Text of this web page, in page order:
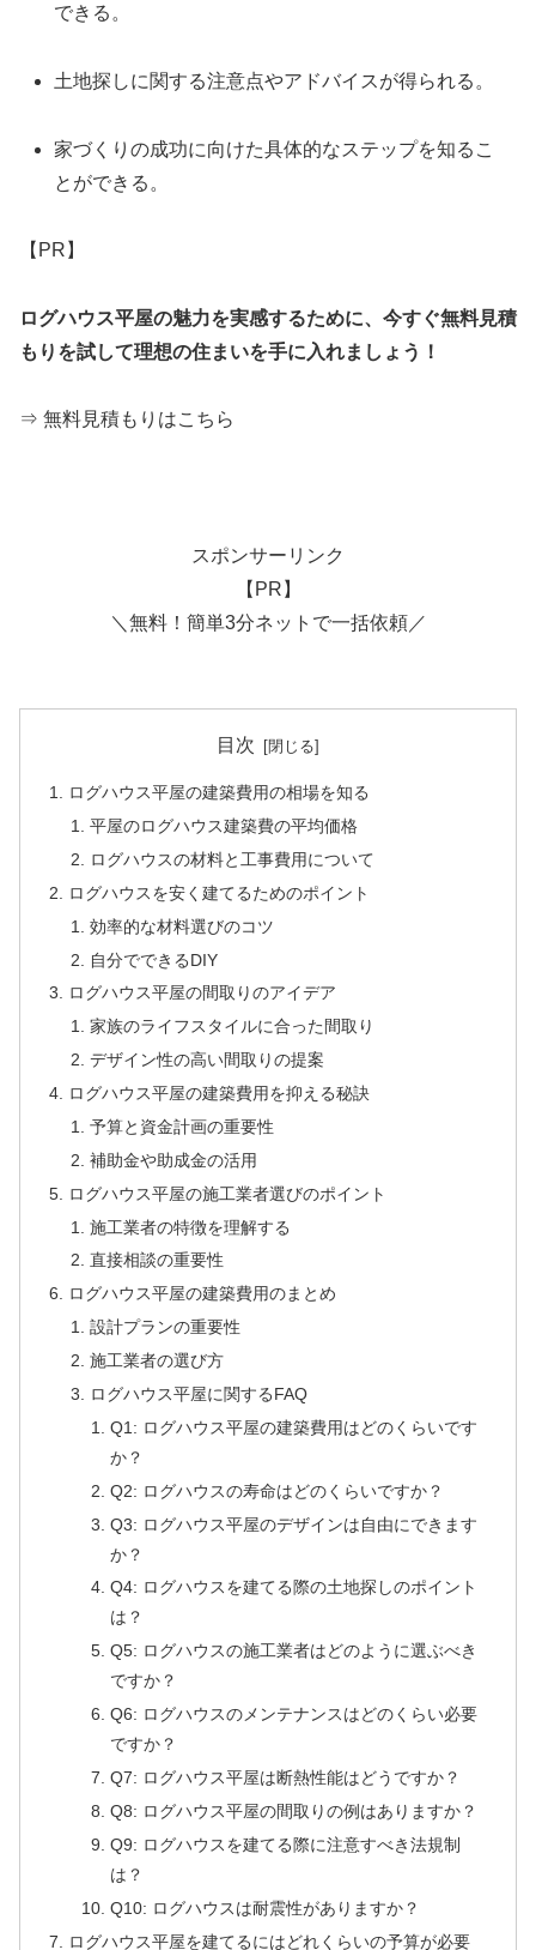
できる。
土地探しに関する注意点やアドバイスが得られる。
家づくりの成功に向けた具体的なステップを知るこ
とができる。
【PR】
ログハウス平屋の魅力を実感するために、今すぐ無料見積
もりを試して理想の住まいを手に入れましょう！
⇒ 無料見積もりはこちら
スポンサーリンク
【PR】
＼無料！簡単3分ネットで一括依頼／
目次
ログハウス平屋の建築費用の相場を知る
平屋のログハウス建築費の平均価格
ログハウスの材料と工事費用について
ログハウスを安く建てるためのポイント
効率的な材料選びのコツ
自分でできるDIY
ログハウス平屋の間取りのアイデア
家族のライフスタイルに合った間取り
デザイン性の高い間取りの提案
ログハウス平屋の建築費用を抑える秘訣
予算と資金計画の重要性
補助金や助成金の活用
ログハウス平屋の施工業者選びのポイント
施工業者の特徴を理解する
直接相談の重要性
ログハウス平屋の建築費用のまとめ
設計プランの重要性
施工業者の選び方
ログハウス平屋に関するFAQ
Q1: ログハウス平屋の建築費用はどのくらいです
か？
Q2: ログハウスの寿命はどのくらいですか？
Q3: ログハウス平屋のデザインは自由にできます
か？
Q4: ログハウスを建てる際の土地探しのポイント
は？
Q5: ログハウスの施工業者はどのように選ぶべき
ですか？
Q6: ログハウスのメンテナンスはどのくらい必要
ですか？
Q7: ログハウス平屋は断熱性能はどうですか？
Q8: ログハウス平屋の間取りの例はありますか？
Q9: ログハウスを建てる際に注意すべき法規制
は？
Q10: ログハウスは耐震性がありますか？
ログハウス平屋を建てるにはどれくらいの予算が必要